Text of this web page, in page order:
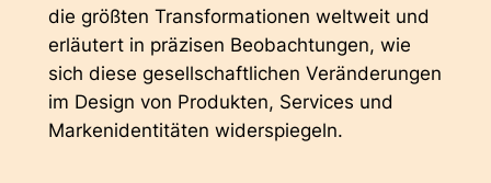
die größten Transformationen weltweit und
erläutert in präzisen Beobachtungen, wie
sich diese gesellschaftlichen Veränderungen
im Design von Produkten, Services und
Markenidentitäten widerspiegeln.